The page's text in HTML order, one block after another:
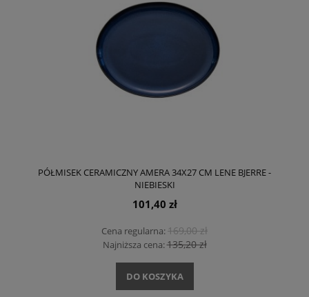
PÓŁMISEK CERAMICZNY AMERA 34X27 CM LENE BJERRE -
NIEBIESKI
101,40 zł
Cena regularna:169,00 zł
Najniższa cena:135,20 zł
DO KOSZYKA